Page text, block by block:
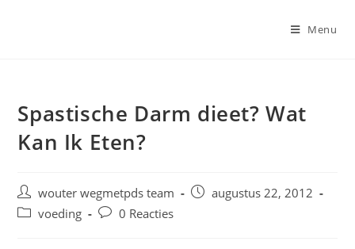
Menu
Spastische Darm dieet? Wat
Kan Ik Eten?
Bericht
auteur:
wouter wegmetpds team
Berichtaugustus 22, 2012
Berichtcategorie:
voeding
Bericht0 Reacties